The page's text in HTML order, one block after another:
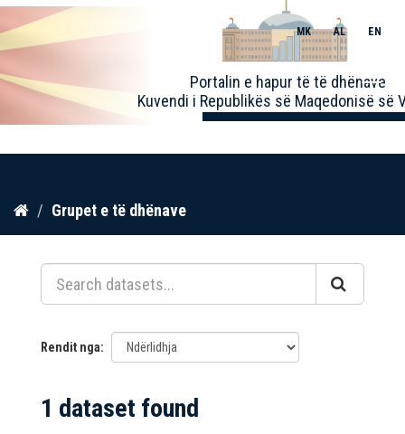
Kalo
përmbajtja
Portalin e hapur të të dhënave
Kuvendi i Republikës së Maqedonisë së
MK AL EN
Toggle
Grupet e të dhënave
Rendit nga
1 dataset found